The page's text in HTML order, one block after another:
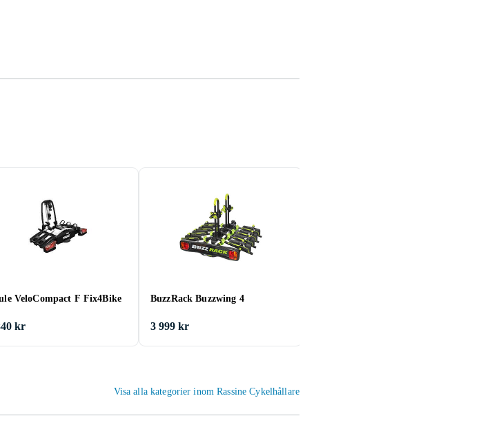
VeloCompact F Fix4Bike
kr
BuzzRack Buzzwing 4
3 999 kr
Visa alla kategorier inom Rassine Cykelhållare